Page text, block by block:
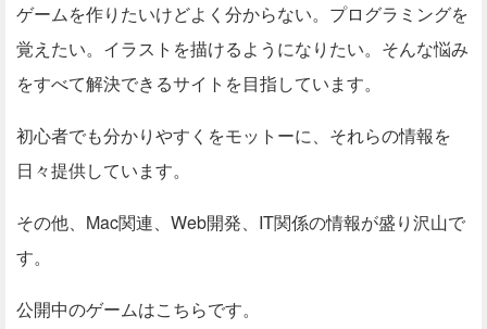
ゲームを作りたいけどよく分からない。プログラミングを
覚えたい。イラストを描けるようになりたい。そんな悩み
をすべて解決できるサイトを目指しています。
初心者でも分かりやすくをモットーに、それらの情報を
日々提供しています。
その他、Mac関連、Web開発、IT関係の情報が盛り沢山で
す。
公開中のゲームはこちらです。